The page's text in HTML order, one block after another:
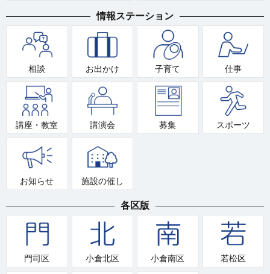
情報ステーション
相談 お出かけ 子育て 仕事
講座・教室 講演会 募集 スポーツ
お知らせ 施設の催し
各区版
門司区 小倉北区 小倉南区 若松区